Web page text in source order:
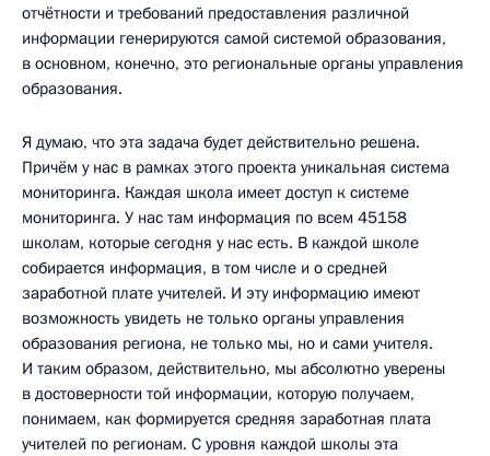
отчётности и требований предоставления различной
информации генерируются самой системой образования,
в основном, конечно, это региональные органы управления
образования.
Я думаю, что эта задача будет действительно решена.
Причём у нас в рамках этого проекта уникальная система
мониторинга. Каждая школа имеет доступ к системе
мониторинга. У нас там информация по всем 45158
школам, которые сегодня у нас есть. В каждой школе
собирается информация, в том числе и о средней
заработной плате учителей. И эту информацию имеют
возможность увидеть не только органы управления
образования региона, не только мы, но и сами учителя.
И таким образом, действительно, мы абсолютно уверены
в достоверности той информации, которую получаем,
понимаем, как формируется средняя заработная плата
учителей по регионам. С уровня каждой школы эта